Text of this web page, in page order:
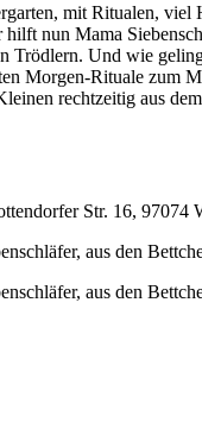
mit Ritualen,
nun Mama
Und wie
Morgen-Rituale
rechtzeitig aus
Str. 16,